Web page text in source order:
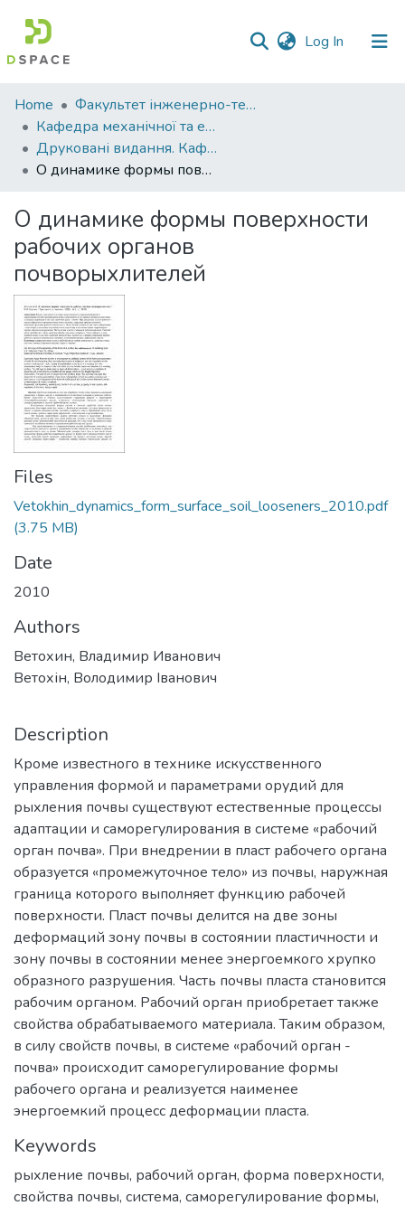
Log In (current)
Communities
&
Collections
All of DSpace
Statistics
Home
Факультет інженерно-технологічний
Кафедра механічної та електричної інженерії
Друковані видання. Кафедра механічної та електричної інженерії
О динамике формы поверхности рабочих органов почвоpыхлителей
О динамике формы поверхности
рабочих органов
почвоpыхлителей
Files
Vetokhin_dynamics_form_surface_soil_looseners_2010.pdf
(3.75 MB)
Date
2010
Authors
Ветохин, Владимир Иванович
Ветохін, Володимир Іванович
Description
Кроме известного в технике искусственного
управления формой и параметрами орудий для
рыхления почвы существуют естественные процессы
адаптации и саморегулирования в системе «рабочий
орган почва». При внедрении в пласт рабочего органа
образуется «промежуточное тело» из почвы, наружная
граница которого выполняет функцию рабочей
поверхности. Пласт почвы делится на две зоны
деформаций зону почвы в состоянии пластичности и
зону почвы в состоянии менее энергоемкого хрупко
образного разрушения. Часть почвы пласта становится
рабочим органом. Рабочий орган приобретает также
свойства обрабатываемого материала. Таким образом,
в силу свойств почвы, в системе «рабочий орган -
почва» происходит саморегулирование формы
рабочего органа и реализуется наименее
энергоемкий процесс деформации пласта.
Keywords
рыхление почвы, рабочий орган, форма поверхности,
свойства почвы, система, саморегулирование формы,